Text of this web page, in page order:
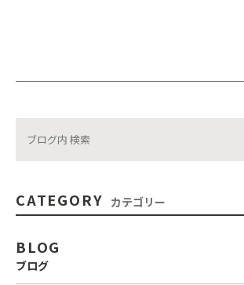
CATEGORY カテゴリー
BLOG
ブログ